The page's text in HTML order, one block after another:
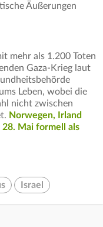
Äußerungen
mehr als 1.200 Toten
Gaza-Krieg laut
Leben, wobei die
nicht zwischen
Norwegen, Irland
Mai formell als
Israel